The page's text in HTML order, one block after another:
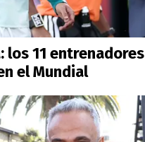
los 11 entrenadores
el Mundial